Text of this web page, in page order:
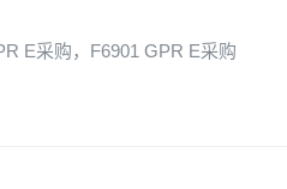
E采购，F6901 GPR E采购